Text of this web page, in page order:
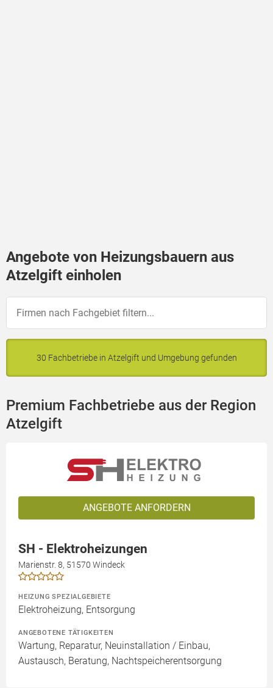
Angebote von Heizungsbauern aus
Atzelgift einholen
30 Fachbetriebe in Atzelgift und Umgebung gefunden
Premium Fachbetriebe aus der Region
Atzelgift
ANGEBOTE ANFORDERN
SH - Elektroheizungen
Marienstr. 8, 51570 Windeck
HEIZUNG SPEZIALGEBIETE
Elektroheizung, Entsorgung
ANGEBOTENE TÄTIGKEITEN
Wartung, Reparatur, Neuinstallation / Einbau,
Austausch, Beratung, Nachtspeicherentsorgung